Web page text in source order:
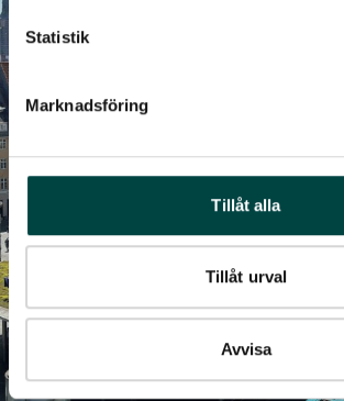
Statistik
Marknadsföring
Tillåt alla
Tillåt urval
Avvisa